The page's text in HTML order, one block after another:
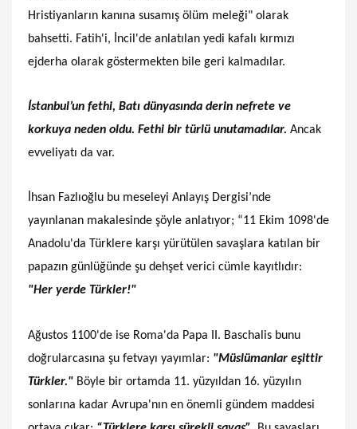
Hristiyanların kanına susamış ölüm meleği" olarak
bahsetti. Fatih'i, İncil'de anlatılan yedi kafalı kırmızı
ejderha olarak göstermekten bile geri kalmadılar.
İstanbul’un fethi, Batı dünyasında derin nefrete ve
korkuya neden oldu. Fethi bir türlü unutamadılar. Ancak
evveliyatı da var.
İhsan Fazlıoğlu bu meseleyi Anlayış Dergisi’nde
yayınlanan makalesinde şöyle anlatıyor; “11 Ekim 1098'de
Anadolu'da Türklere karşı yürütülen savaşlara katılan bir
papazın günlüğünde şu dehşet verici cümle kayıtlıdır:
"Her yerde Türkler!"
Ağustos 1100'de ise Roma'da Papa II. Baschalis bunu
doğrularcasına şu fetvayı yayımlar: "Müslümanlar eşittir
Türkler." Böyle bir ortamda 11. yüzyıldan 16. yüzyılın
sonlarına kadar Avrupa'nın en önemli gündem maddesi